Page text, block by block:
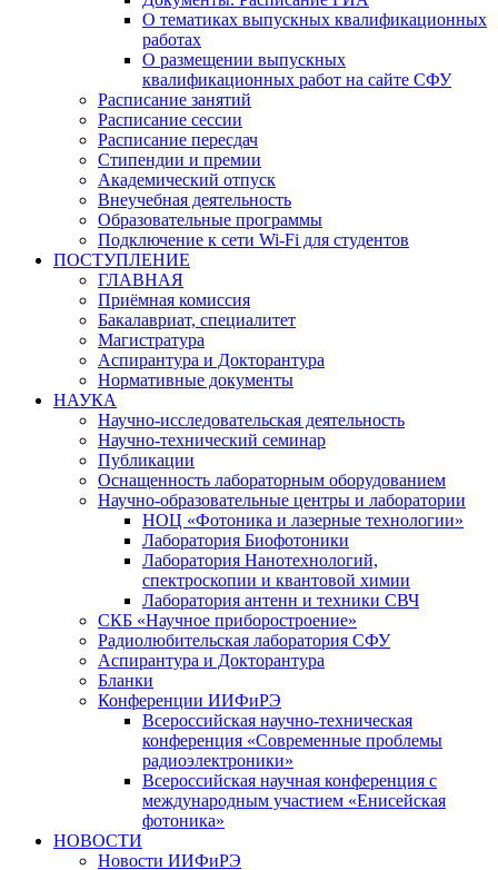
О тематиках выпускных квалификационных
работах
О размещении выпускных
квалификационных работ на сайте СФУ
Расписание занятий
Расписание сессии
Расписание пересдач
Стипендии и премии
Академический отпуск
Внеучебная деятельность
Образовательные программы
Подключение к сети Wi-Fi для студентов
ПОСТУПЛЕНИЕ
ГЛАВНАЯ
Приёмная комиссия
Бакалавриат, специалитет
Магистратура
Аспирантура и Докторантура
Нормативные документы
НАУКА
Научно-исследовательская деятельность
Научно-технический семинар
Публикации
Оснащенность лабораторным оборудованием
Научно-образовательные центры и лаборатории
НОЦ «Фотоника и лазерные технологии»
Лаборатория Биофотоники
Лаборатория Нанотехнологий,
спектроскопии и квантовой химии
Лаборатория антенн и техники СВЧ
СКБ «Научное приборостроение»
Радиолюбительская лаборатория СФУ
Аспирантура и Докторантура
Бланки
Конференции ИИФиРЭ
Всероссийская научно-техническая
конференция «Современные проблемы
радиоэлектроники»
Всероссийская научная конференция с
международным участием «Енисейская
фотоника»
НОВОСТИ
Новости ИИФиРЭ